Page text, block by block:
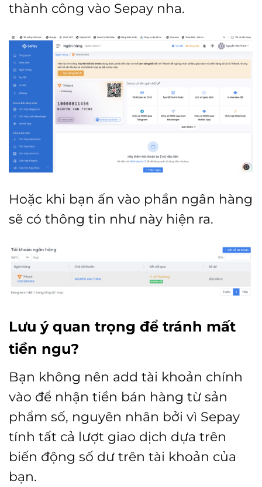
thành công vào Sepay nha.
Hoặc khi bạn ấn vào phần ngân hàng
sẽ có thông tin như này hiện ra.
Lưu ý quan trọng để tránh mất
tiền ngu?
Bạn không nên add tài khoản chính
vào để nhận tiền bán hàng từ sản
phẩm số, nguyên nhân bởi vì Sepay
tính tất cả lượt giao dịch dựa trên
biến động số dư trên tài khoản của
bạn.